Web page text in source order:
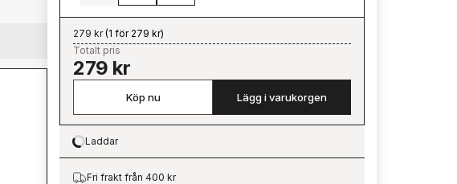
279 kr(1 för 279 kr)
Totalt pris
279 kr
Köp nu Lägg i varukorgen
Loading…
Laddar
Fri frakt från 400 kr